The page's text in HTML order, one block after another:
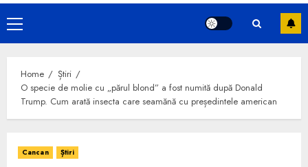
Primary
Menu
Home
Știri
O specie de molie cu „părul blond” a fost numită după Donald
Trump. Cum arată insecta care seamănă cu președintele american
Cancan Știri